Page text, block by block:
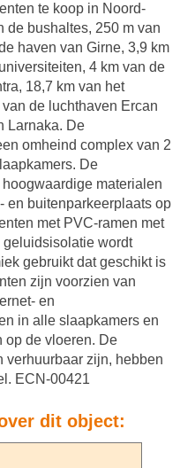
te koop in Noord-
de bushaltes, 250 m van
haven van Girne, 3,9 km
4 km van de
18,7 km van het
de luchthaven Ercan
Larnaka. De
omheind complex van 2
De
materialen
en buitenparkeerplaats op
met PVC-ramen met
wordt
gebruikt dat geschikt is
zijn voorzien van
en
in alle slaapkamers en
op de vloeren. De
verhuurbaar zijn, hebben
ECN-00421
dit object: